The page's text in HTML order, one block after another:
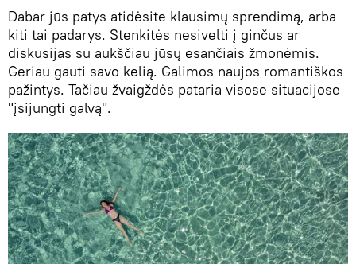
Dabar jūs patys atidėsite klausimų sprendimą, arba
kiti tai padarys. Stenkitės nesivelti į ginčus ar
diskusijas su aukščiau jūsų esančiais žmonėmis.
Geriau gauti savo kelią. Galimos naujos romantiškos
pažintys. Tačiau žvaigždės pataria visose situacijose
"įsijungti galvą".